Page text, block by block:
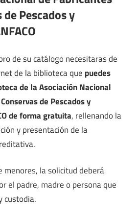
de Pescados y
de su catálogo necesitaras de
de la biblioteca que puedes
de la Asociación Nacional
de Pescados y
de forma gratuita, rellenando la
y presentación de la
menores, la solicitud deberá
el padre, madre o persona que
custodia.